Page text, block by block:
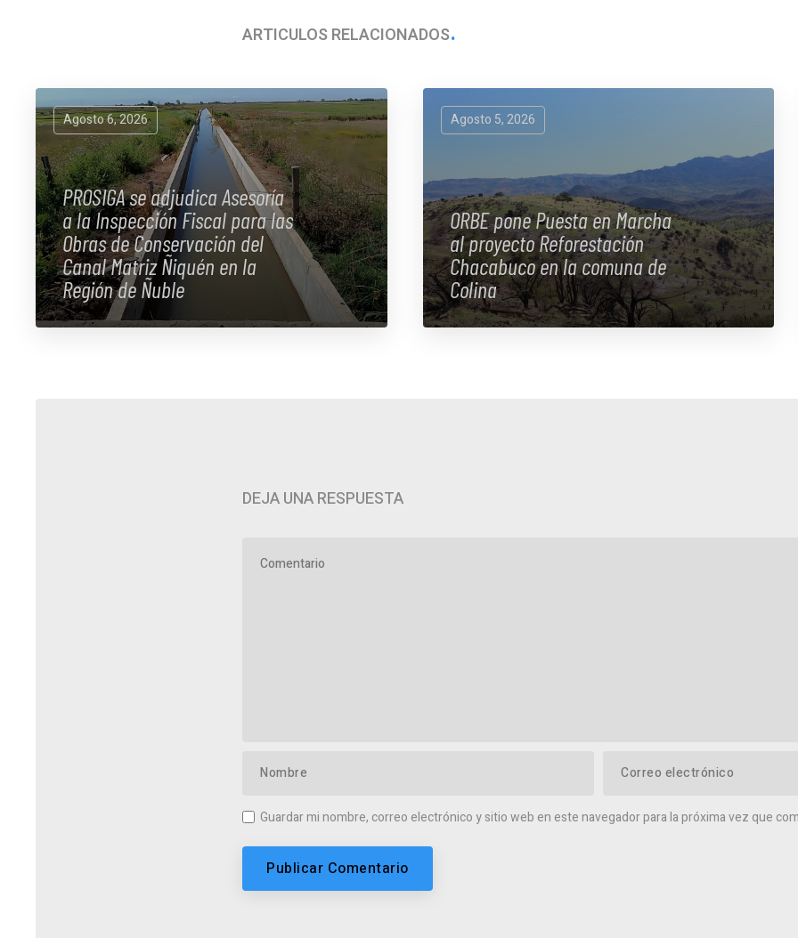
ARTÍCULOS RELACIONADOS
Agosto 6, 2026
PROSIGA se adjudica Asesoría
a la Inspección Fiscal para las
Obras de Conservación del
Canal Matriz Ñiquén en la
Región de Ñuble
Agosto 5, 2026
ORBE pone Puesta en Marcha
al proyecto Reforestación
Chacabuco en la comuna de
Colina
DEJA UNA RESPUESTA
Guardar mi nombre, correo electrónico y sitio web en este navegador para la próxima vez que